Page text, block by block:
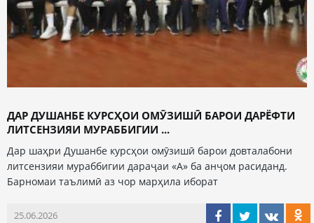
ДАР ДУШАНБЕ КУРСҲОИ ОМӮЗИШӢ БАРОИ ДАРЁФТИ
ЛИТСЕНЗИЯИ МУРАББИГИИ ...
Дар шаҳри Душанбе курсҳои омӯзишӣ барои довталабони
литсензияи мураббигии дараҷаи «А» ба анҷом расиданд.
Барномаи таълимӣ аз чор марҳила иборат
25.06.2026